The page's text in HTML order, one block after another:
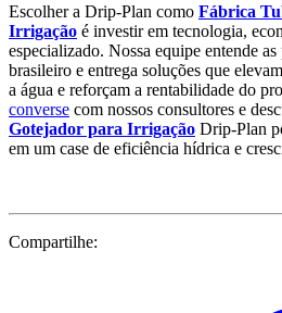
Escolher a Drip-Plan como Fábrica
Irrigação é investir em tecnologia,
especializado. Nossa equipe entende
brasileiro e entrega soluções que
a água e reforçam a rentabilidade do
converse com nossos consultores e
Gotejador para Irrigação Drip-Plan
em um case de eficiência hídrica e
Compartilhe: